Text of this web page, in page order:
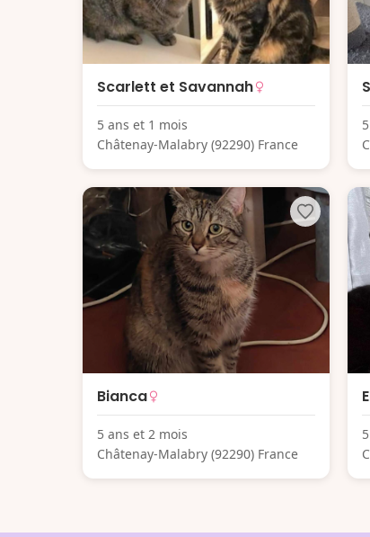
Scarlett et Savannah
5 ans et 1 mois
Châtenay-Malabry (92290) France
Bianca
5 ans et 2 mois
Châtenay-Malabry (92290) France